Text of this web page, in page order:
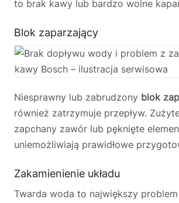
to brak kawy lub bardzo wolne
Blok zaparzający
Niesprawny lub zabrudzony blok
również zatrzymuje przepływ.
zapchany zawór lub pęknięte
uniemożliwiają prawidłowe
Zakamienienie układu
Twarda woda to największy